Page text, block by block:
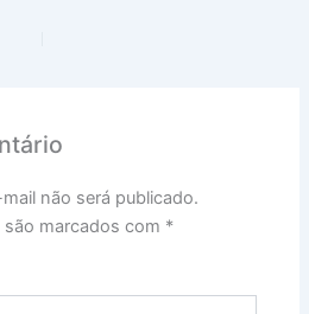
não será publicado.
marcados com *